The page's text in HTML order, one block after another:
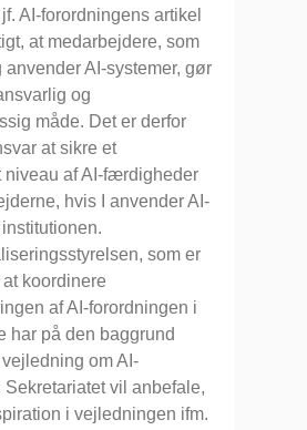
AI-forordningens artikel
at medarbejdere, som
anvender AI-systemer, gør
og
måde. Det er derfor
at sikre et
af AI-færdigheder
hvis I anvender AI-
som er
koordinere
af AI-forordningen i
har på den baggrund
vejledning om AI-
vil anbefale,
i vejledningen ifm.